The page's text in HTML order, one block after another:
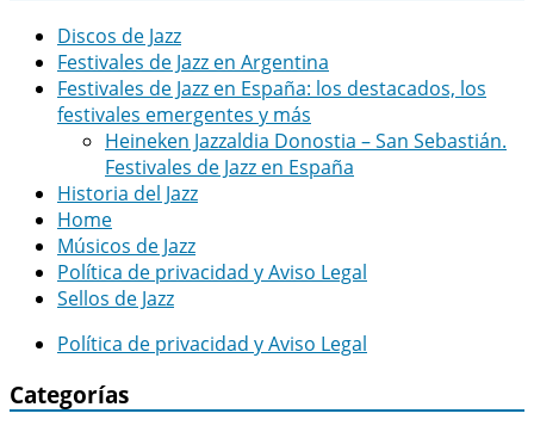
Discos de Jazz
Festivales de Jazz en Argentina
Festivales de Jazz en España: los destacados, los
festivales emergentes y más
Heineken Jazzaldia Donostia – San Sebastián.
Festivales de Jazz en España
Historia del Jazz
Home
Músicos de Jazz
Política de privacidad y Aviso Legal
Sellos de Jazz
Política de privacidad y Aviso Legal
Categorías